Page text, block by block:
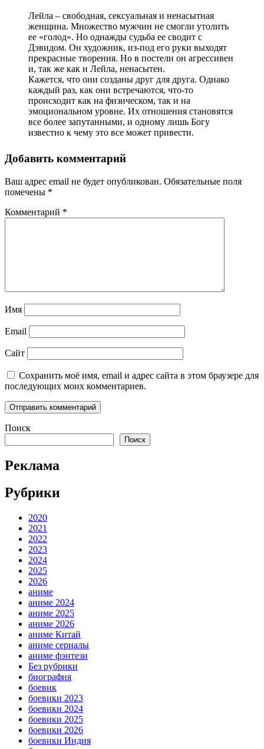
Лейла – свободная, сексуальная и ненасытная
женщина. Множество мужчин не смогли утолить
ее «голод». Но однажды судьба ее сводит с
Дэвидом. Он художник, из-под его руки выходят
прекрасные творения. Но в постели он агрессивен
и, так же как и Лейла, ненасытен.
Кажется, что они созданы друг для друга. Однако
каждый раз, как они встречаются, что-то
происходит как на физическом, так и на
эмоциональном уровне. Их отношения становятся
все более запутанными, и одному лишь Богу
известно к чему это все может привести.
Добавить комментарий
Ваш адрес email не будет опубликован. Обязательные поля
помечены *
Комментарий *
Имя
Email
Сайт
Сохранить моё имя, email и адрес сайта в этом браузере для
последующих моих комментариев.
Поиск
Поиск
Реклама
Рубрики
2020
2021
2022
2023
2024
2025
2026
аниме
аниме 2024
аниме 2025
аниме 2026
аниме Китай
аниме сериалы
аниме фэнтези
Без рубрики
биография
боевик
боевики 2023
боевики 2024
боевики 2025
боевики 2026
боевики Индия